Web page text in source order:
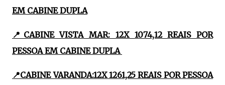
EM CABINE DUPLA
📍CABINE VISTA MAR: 12X 1074,12 REAIS POR
PESSOA EM CABINE DUPLA
📍CABINE VARANDA:12X 1261,25 REAIS POR PESSOA